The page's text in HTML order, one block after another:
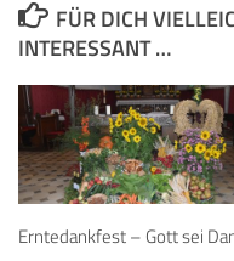
FÜR DICH
INTERESSANT …
Erntedankfest – Gott sei